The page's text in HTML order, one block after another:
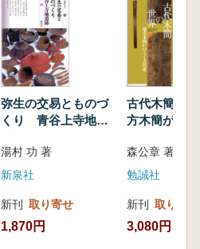
弥生の交易とものづ
くり 青谷上寺地遺
湯村 功 著
新泉社
新刊 取り寄せ
1,870円
古代木簡の
方木簡がひ
森公章 著
勉誠社
新刊 取り寄せ
3,080円